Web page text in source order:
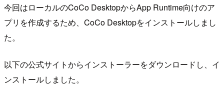
今回はローカルのCoCo DesktopからApp Runtime向けのア
プリを作成するため、CoCo Desktopをインストールしまし
た。
以下の公式サイトからインストーラーをダウンロードし、イ
ンストールしました。